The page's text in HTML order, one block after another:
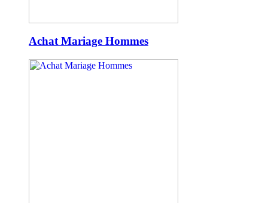
Achat Mariage Hommes